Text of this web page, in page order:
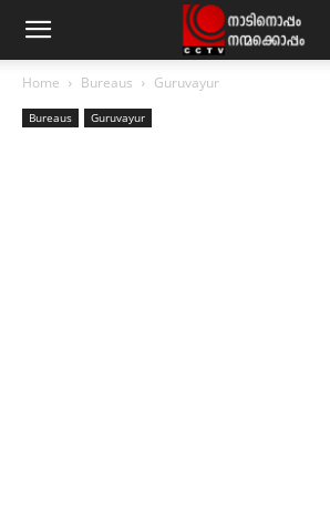
Home Bureaus Guruvayur
Bureaus Guruvayur